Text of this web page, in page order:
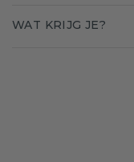
WAT KRIJG JE?